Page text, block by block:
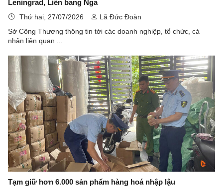
Leningrad, Liên bang Nga
Thứ hai, 27/07/2026
Lã Đức Đoàn
Sở Công Thương thông tin tới các doanh nghiệp, tổ chức, cá
nhân liên quan ...
Tạm giữ hơn 6.000 sản phẩm hàng hoá nhập lậu